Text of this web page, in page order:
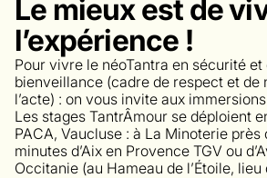
Le mieux est de
l’expérience !
Pour vivre le néoTantra en sécurité et
bienveillance (cadre de respect et de
l’acte) : on vous invite aux
Les stages TantrÂmour se déploient
PACA, Vaucluse : à La Minoterie
minutes d’Aix en Provence TGV ou
Occitanie (au Hameau de l’Étoile,